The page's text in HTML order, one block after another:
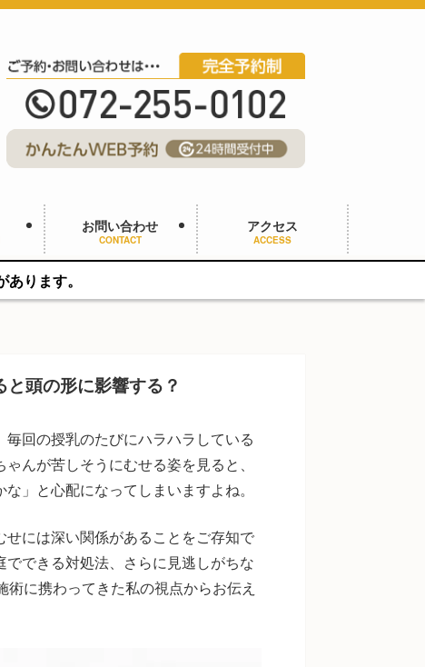
お問い合わせ
CONTACT
アクセス
ACCESS
頭の形に影響する？
回の授乳のたびにハラハラしている
んが苦しそうにむせる姿を見ると、
」と心配になってしまいますよね。
せには深い関係があることをご存知で
できる対処法、さらに見逃しがちな
に携わってきた私の視点からお伝え